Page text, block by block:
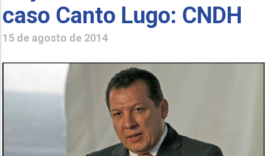
caso Canto Lugo: CNDH
15 de agosto de 2014